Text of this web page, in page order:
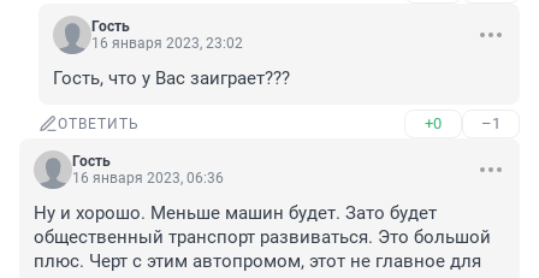
Гость
16 января 2023, 23:02
Гость, что у Вас заиграет???
ОТВЕТИТЬ +0 –1
Гость
16 января 2023, 06:36
Ну и хорошо. Меньше машин будет. Зато будет
общественный транспорт развиваться. Это большой
плюс. Черт с этим автопромом, этот не главное для